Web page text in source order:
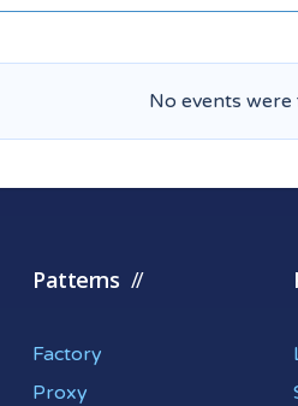
No events
Patterns
Factory
Proxy